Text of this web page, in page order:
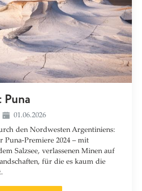
01.06.2026
den Nordwesten Argentiniens:
Puna-Premiere 2024 – mit
Salzsee, verlassenen Minen auf
für die es kaum die